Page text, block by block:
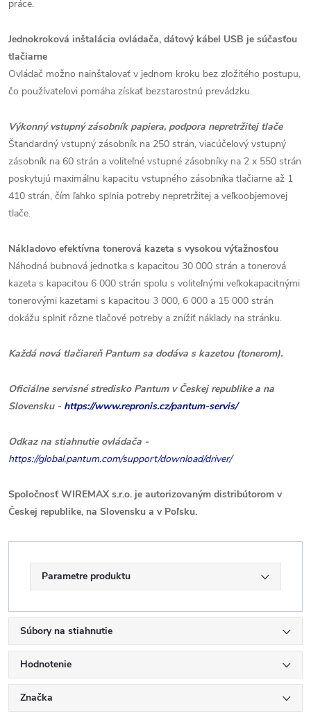
práce.
Jednokroková inštalácia ovládača, dátový kábel USB je súčasťou
tlačiarne
Ovládač možno nainštalovať v jednom kroku bez zložitého postupu,
čo používateľovi pomáha získať bezstarostnú prevádzku.
Výkonný vstupný zásobník papiera, podpora nepretržitej tlače
Štandardný vstupný zásobník na 250 strán, viacúčelový vstupný
zásobník na 60 strán a voliteľné vstupné zásobníky na 2 x 550 strán
poskytujú maximálnu kapacitu vstupného zásobníka tlačiarne až 1
410 strán, čím ľahko splnia potreby nepretržitej a veľkoobjemovej
tlače.
Nákladovo efektívna tonerová kazeta s vysokou výťažnosťou
Náhodná bubnová jednotka s kapacitou 30 000 strán a tonerová
kazeta s kapacitou 6 000 strán spolu s voliteľnými veľkokapacitnými
tonerovými kazetami s kapacitou 3 000, 6 000 a 15 000 strán
dokážu splniť rôzne tlačové potreby a znížiť náklady na stránku.
Každá nová tlačiareň Pantum sa dodáva s kazetou (tonerom).
Oficiálne servisné stredisko Pantum v Českej republike a na
Slovensku - https://www.repronis.cz/pantum-servis/
Odkaz na stiahnutie ovládača -
https://global.pantum.com/support/download/driver/
Spoločnosť WIREMAX s.r.o. je autorizovaným distribútorom v
Českej republike, na Slovensku a v Poľsku.
Parametre produktu
Súbory na stiahnutie
Hodnotenie
Značka